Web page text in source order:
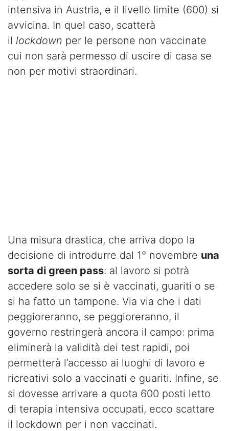
intensiva in Austria, e il livello limite (600) si
avvicina. In quel caso, scatterà
il lockdown per le persone non vaccinate
cui non sarà permesso di uscire di casa se
non per motivi straordinari.
Una misura drastica, che arriva dopo la
decisione di introdurre dal 1° novembre una
sorta di green pass: al lavoro si potrà
accedere solo se si è vaccinati, guariti o se
si ha fatto un tampone. Via via che i dati
peggioreranno, se peggioreranno, il
governo restringerà ancora il campo: prima
eliminerà la validità dei test rapidi, poi
permetterà l’accesso ai luoghi di lavoro e
ricreativi solo a vaccinati e guariti. Infine, se
si dovesse arrivare a quota 600 posti letto
di terapia intensiva occupati, ecco scattare
il lockdown per i non vaccinati.